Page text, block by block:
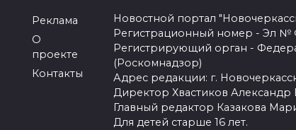
Реклама
О
проекте
Контакты
Новостной портал
Регистрационный номер - Эл №
Регистрирующий орган -
(Роскомнадзор)
Адрес редакции: г.
Директор Хвастиков Александр
Главный редактор Казакова
Для детей старше 16 лет.